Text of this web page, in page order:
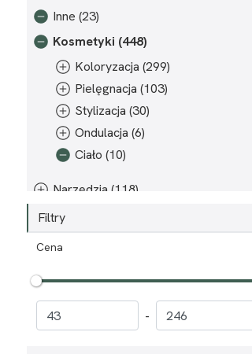
Inne (23)
Kosmetyki (448)
Koloryzacja (299)
Pielęgnacja (103)
Stylizacja (30)
Ondulacja (6)
Ciało (10)
Narzędzia (118)
Sprzęt elektryczny (97)
Filtry
Cena
-